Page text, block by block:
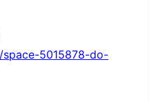
5015878-do-